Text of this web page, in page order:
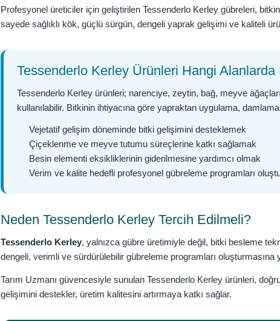
Profesyonel üreticiler için geliştirilen Tessenderlo Kerley gübreleri,
sayede sağlıklı kök, güçlü sürgün, dengeli yaprak gelişimi ve kaliteli
Tessenderlo Kerley Ürünleri Hangi Alanlarda
Tessenderlo Kerley ürünleri; narenciye, zeytin, bağ, meyve
kullanılabilir. Bitkinin ihtiyacına göre yapraktan uygulama,
Vejetatif gelişim döneminde bitki gelişimini desteklemek
Çiçeklenme ve meyve tutumu süreçlerine katkı sağlamak
Besin elementi eksikliklerinin giderilmesine yardımcı olmak
Verim ve kalite hedefli profesyonel gübreleme programları
Neden Tessenderlo Kerley Tercih Edilmeli?
Tessenderlo Kerley, yalnızca gübre üretimiyle değil, bitki besleme
dengeli, verimli ve sürdürülebilir gübreleme programları oluşturmasına
Tarım Uzmanı güvencesiyle sunulan Tessenderlo Kerley ürünleri,
gelişimini destekler, üretim kalitesini artırmaya katkı sağlar.